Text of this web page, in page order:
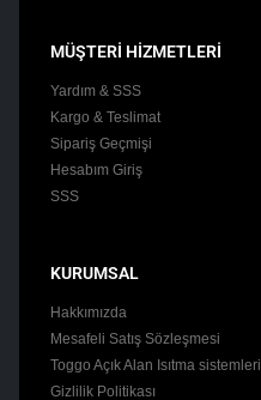
MÜŞTERİ HİZMETLERİ
Yardım & SSS
Kargo & Teslimat
Sipariş Geçmişi
Hesabım Giriş
SSS
KURUMSAL
Hakkımızda
Mesafeli Satış Sözleşmesi
Toggo Açık Alan Isıtma sistemleri
Gizlilik Politikası